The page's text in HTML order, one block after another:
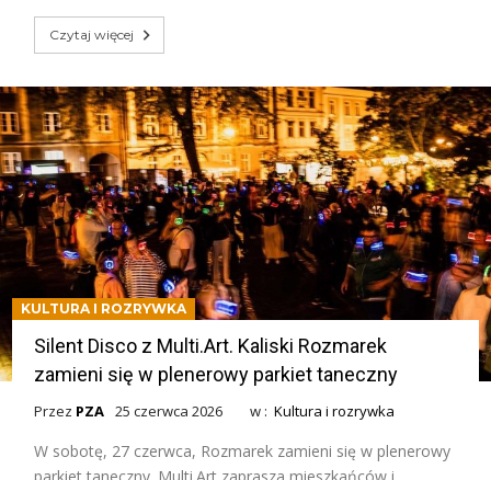
Czytaj więcej
KULTURA I ROZRYWKA
Silent Disco z Multi.Art. Kaliski Rozmarek
zamieni się w plenerowy parkiet taneczny
Przez PZA 25 czerwca 2026 w :Kultura i rozrywka
W sobotę, 27 czerwca, Rozmarek zamieni się w plenerowy